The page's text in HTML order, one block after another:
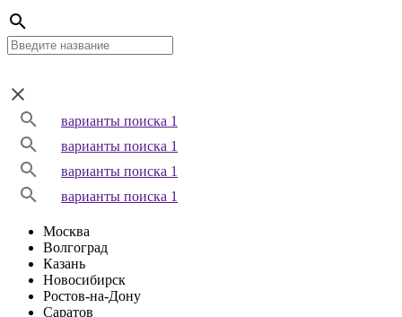
варианты поиска 1
варианты поиска 1
варианты поиска 1
варианты поиска 1
Москва
Волгоград
Казань
Новосибирск
Ростов-на-Дону
Саратов